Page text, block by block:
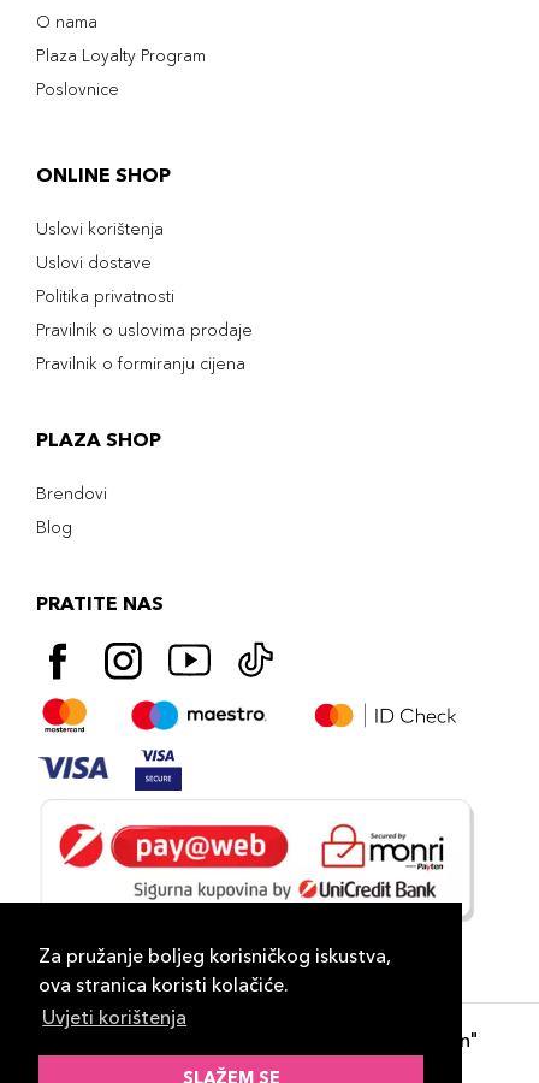
Za pružanje boljeg korisničkog iskustva,
ova stranica koristi kolačiće.
Uvjeti korištenja
SLAŽEM SE
O nama
Plaza Loyalty Program
Poslovnice
ONLINE SHOP
Uslovi korištenja
Uslovi dostave
Politika privatnosti
Pravilnik o uslovima prodaje
Pravilnik o formiranju cijena
PLAZA SHOP
Brendovi
Blog
PRATITE NAS
- "DP Lux Distribution"
d.o.o. Banja Luka